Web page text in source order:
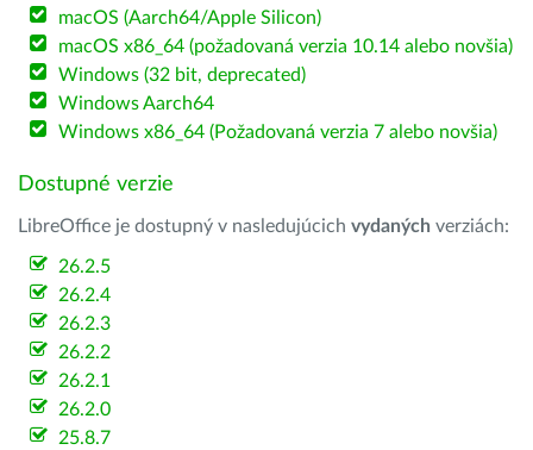
macOS (Aarch64/Apple Silicon)
macOS x86_64 (požadovaná verzia 10.14 alebo novšia)
Windows (32 bit, deprecated)
Windows Aarch64
Windows x86_64 (Požadovaná verzia 7 alebo novšia)
Dostupné verzie
LibreOffice je dostupný v nasledujúcich vydaných verziách:
26.2.5
26.2.4
26.2.3
26.2.2
26.2.1
26.2.0
25.8.7